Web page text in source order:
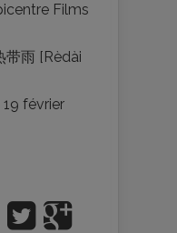
Films
带雨 [Rèdài
19 février